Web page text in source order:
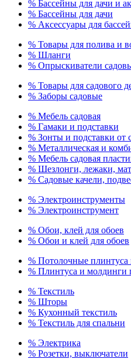
% Бассейны для дачи и
% Бассейны для дачи
% Аксессуары для
% Товары для полива и
% Шланги
% Опрыскиватели
% Товары для садового
% Заборы садовые
% Мебель садовая
% Гамаки и подставки
% Зонты и подставки от
% Металлическая и
% Мебель садовая
% Шезлонги, лежаки,
% Садовые качели,
% Электроинструменты
% Электроинструмент
% Обои, клей для обоев
% Обои и клей для обоев
% Потолочные
% Плинтуса и молдинги
% Текстиль
% Шторы
% Кухонный текстиль
% Текстиль для спальни
% Электрика
% Розетки, выключатели